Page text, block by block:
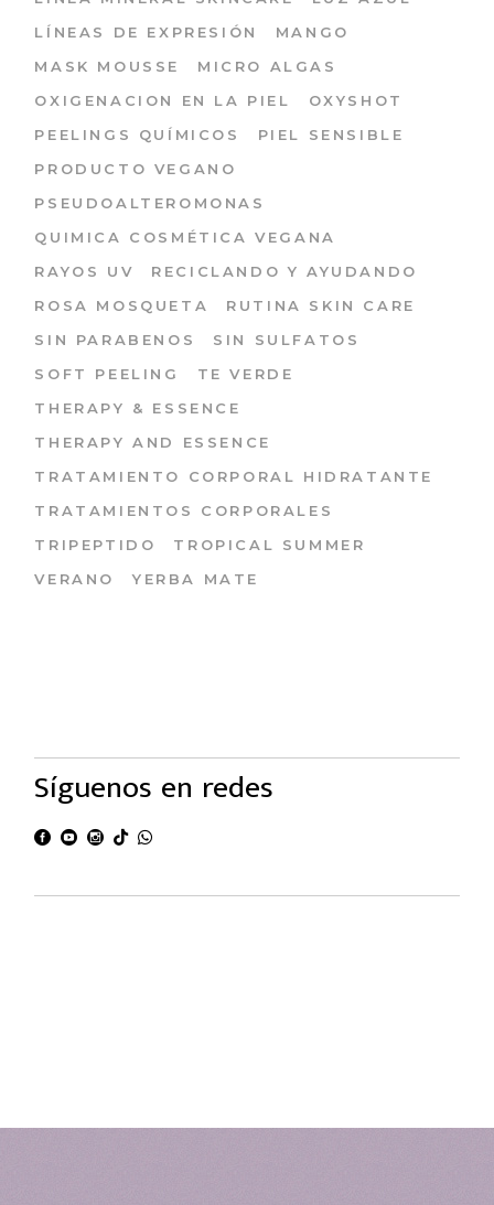
LÍNEAS DE EXPRESIÓN
MANGO
MASK MOUSSE
MICRO ALGAS
OXIGENACION EN LA PIEL
OXYSHOT
PEELINGS QUÍMICOS
PIEL SENSIBLE
PRODUCTO VEGANO
PSEUDOALTEROMONAS
QUIMICA COSMÉTICA VEGANA
RAYOS UV
RECICLANDO Y AYUDANDO
ROSA MOSQUETA
RUTINA SKIN CARE
SIN PARABENOS
SIN SULFATOS
SOFT PEELING
TE VERDE
THERAPY & ESSENCE
THERAPY AND ESSENCE
TRATAMIENTO CORPORAL HIDRATANTE
TRATAMIENTOS CORPORALES
TRIPEPTIDO
TROPICAL SUMMER
VERANO
YERBA MATE
Síguenos en redes